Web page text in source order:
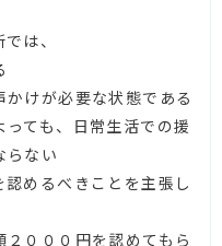
は、
けが必要な状態である
ても、日常生活での援
らない
めるべきことを主張し
０００円を認めてもら